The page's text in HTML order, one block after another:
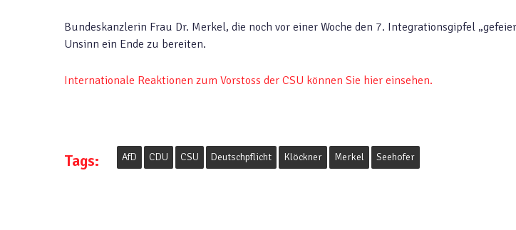
Bundeskanzlerin Frau Dr. Merkel, die noch vor einer Woche den 7. Integrationsgipfel
Unsinn ein Ende zu bereiten.
Internationale Reaktionen zum Vorstoss der CSU können Sie hier einsehen.
Tags: AfD CDU CSU Deutschpflicht Klöckner Merkel Seehofer